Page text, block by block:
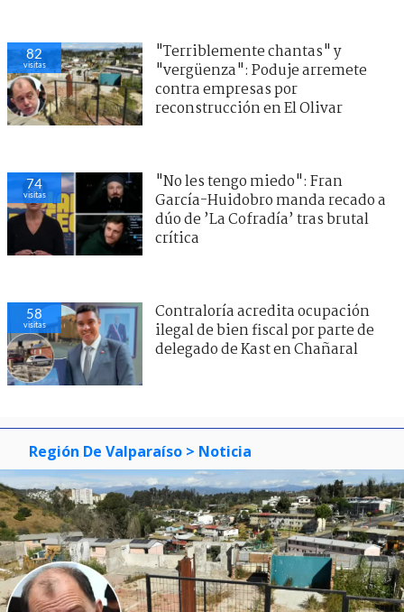
82
visitas
"Terriblemente chantas" y
"vergüenza": Poduje arremete
contra empresas por
reconstrucción en El Olivar
74
visitas
"No les tengo miedo": Fran
García-Huidobro manda recado a
dúo de ’La Cofradía’ tras brutal
crítica
58
visitas
Contraloría acredita ocupación
ilegal de bien fiscal por parte de
delegado de Kast en Chañaral
Región De Valparaíso > Noticia